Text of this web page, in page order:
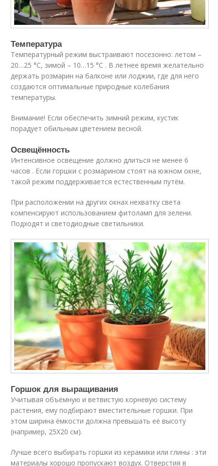
Температура
Температурный режим выстраивают посезонно: летом –
20…25 °С, зимой – 10…15 °С . В летнее время желательно
держать розмарин на балконе или лоджии, где для него
создаются оптимальные природные колебания
температуры.
Внимание! Если обеспечить зимний режим, кустик
порадует обильным цветением весной.
Освещённость
Интенсивное освещение должно длиться не менее 6
часов . Если горшки с розмарином стоят на южном окне,
такой режим поддерживается естественным путём.
При расположении на других окнах нехватку света
компенсируют использованием фитоламп для зелени.
Подходят и светодиодные светильники.
Горшок для выращивания
Учитывая объёмную и ветвистую корневую систему
растения, ему подбирают вместительные горшки. При
этом ширина ёмкости должна превышать её высоту
(например, 25Х20 см).
Лучше всего выбирать горшки из керамики или глины : эти
материалы хорошо пропускают воздух. Отверстия в